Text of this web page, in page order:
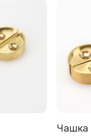
Чашка